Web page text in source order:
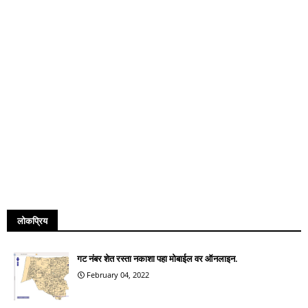
लोकप्रिय
गट नंबर शेत रस्ता नकाशा पहा मोबाईल वर ऑनलाइन.
February 04, 2022